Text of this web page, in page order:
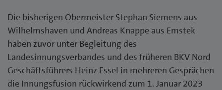
Die bisherigen Obermeister Stephan Siemens aus
Wilhelmshaven und Andreas Knappe aus Emstek
haben zuvor unter Begleitung des
Landesinnungsverbandes und des früheren BKV Nord
Geschäftsführers Heinz Essel in mehreren Gesprächen
die Innungsfusion rückwirkend zum 1. Januar 2023